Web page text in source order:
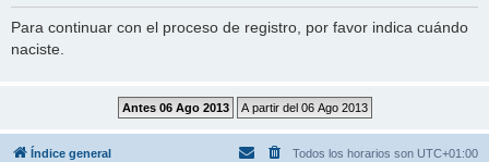
Para continuar con el proceso de registro, por favor indica cuándo
naciste.
Índice general Todos los horarios son UTC+01:00